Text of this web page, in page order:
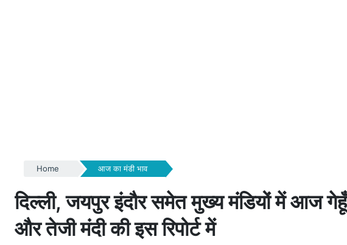
Home आज का मंडी भाव
दिल्ली, जयपुर इंदौर समेत मुख्य मंडियों में आज
और तेजी मंदी की इस रिपोर्ट में